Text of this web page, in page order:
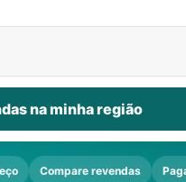
na minha região
Compare revendas